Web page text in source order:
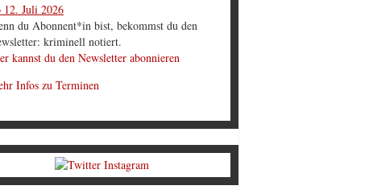
12. Juli 2026
du Abonnent*in bist, bekommst du den
kriminell notiert.
kannst du den Newsletter abonnieren
Infos zu Terminen